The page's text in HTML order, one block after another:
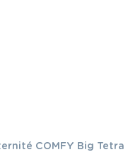
COMFY Big